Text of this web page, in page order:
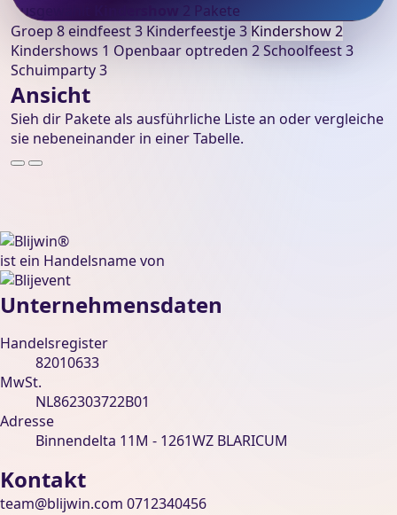
Ausgewählt
2 Pakete
Groep 8 eindfeest3 Kinderfeestje3 Kindershow2
Kindershows 1 Openbaar optreden 2Schoolfeest3
Schuimparty3
Ansicht
Sieh dir Pakete als ausführliche Liste an oder vergleiche
sie nebeneinander in einer Tabelle.
Blijwin® is een handelsnaam van Blijevent BV
ist ein Handelsname von
Unternehmensdaten
Handelsregister
82010633
MwSt.
NL862303722B01
Adresse
Binnendelta 11M - 1261WZ BLARICUM
Kontakt
team@blijwin.com 0712340456